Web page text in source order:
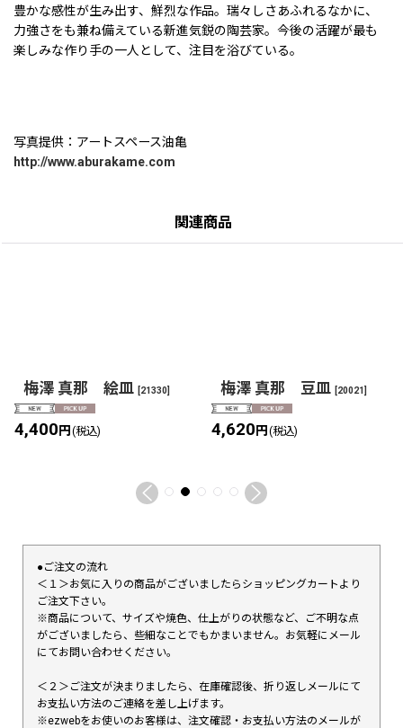
豊かな感性が生み出す、鮮烈な作品。瑞々しさあふれるなかに、
力強さをも兼ね備えている新進気鋭の陶芸家。今後の活躍が最も
楽しみな作り手の一人として、注目を浴びている。
写真提供：アートスペース油亀
http://www.aburakame.com
関連商品
梅澤 真那 絵皿 [21330]
4,400円 (税込)
梅澤 真那 豆皿 [20021]
4,620円 (税込)
●ご注文の流れ
＜１＞お気に入りの商品がございましたらショッピングカートより
ご注文下さい。
※商品について、サイズや焼色、仕上がりの状態など、ご不明な点
がございましたら、些細なことでもかまいません。お気軽にメール
にてお問い合わせください。
＜２＞ご注文が決まりましたら、在庫確認後、折り返しメールにて
お支払い方法のご連絡を差し上げます。
※ezwebをお使いのお客様は、注文確認・お支払い方法のメールが